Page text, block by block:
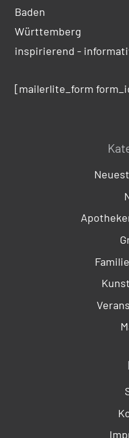
Baden
Württemberg
inspirierend -
[mailerlite_form